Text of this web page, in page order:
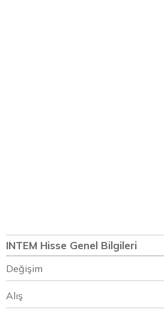
INTEM Hisse Genel Bilgileri
Değişim
Alış